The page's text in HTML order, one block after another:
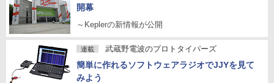
開幕
～Keplerの新情報が公開
連載 武蔵野電波のプロトタイパーズ
簡単に作れるソフトウェアラジオでJJYを見て
みよう